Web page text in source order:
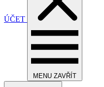
ÚČET
MENU ZAVŘÍT